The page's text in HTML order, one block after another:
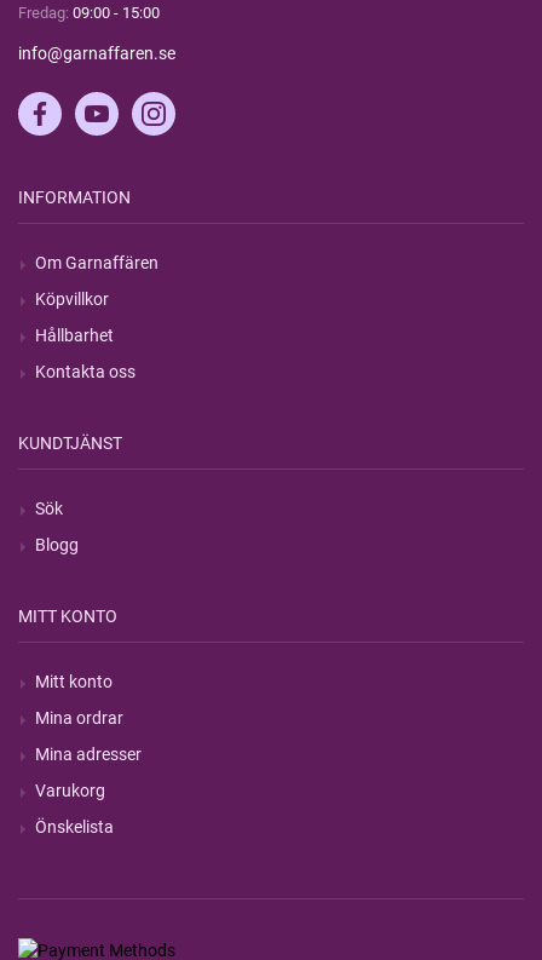
Fredag: 09:00 - 15:00
info@garnaffaren.se
INFORMATION
Om Garnaffären
Köpvillkor
Hållbarhet
Kontakta oss
KUNDTJÄNST
Sök
Blogg
MITT KONTO
Mitt konto
Mina ordrar
Mina adresser
Varukorg
Önskelista